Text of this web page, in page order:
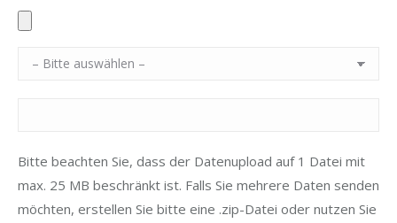
Bitte beachten Sie, dass der Datenupload auf 1 Datei mit
max. 25 MB beschränkt ist. Falls Sie mehrere Daten senden
möchten, erstellen Sie bitte eine .zip-Datei oder nutzen Sie